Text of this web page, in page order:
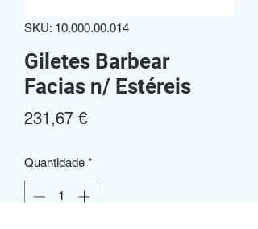
SKU: 10.000.00.014
Giletes Barbear
Facias n/ Estéreis
231,67 €Preço
Quantidade *